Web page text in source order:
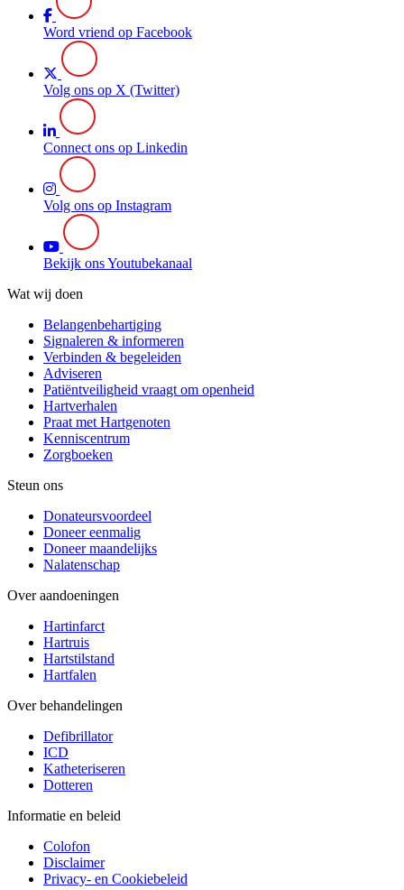
Word vriend op Facebook
Volg ons op X (Twitter)
Connect ons op Linkedin
Volg ons op Instagram
Bekijk ons Youtubekanaal
Wat wij doen
Belangenbehartiging
Signaleren & informeren
Verbinden & begeleiden
Adviseren
Patiëntveiligheid vraagt om openheid
Hartverhalen
Praat met Hartgenoten
Kenniscentrum
Zorgboeken
Steun ons
Donateursvoordeel
Doneer eenmalig
Doneer maandelijks
Nalatenschap
Over aandoeningen
Hartinfarct
Hartruis
Hartstilstand
Hartfalen
Over behandelingen
Defibrillator
ICD
Katheteriseren
Dotteren
Informatie en beleid
Colofon
Disclaimer
Privacy- en Cookiebeleid